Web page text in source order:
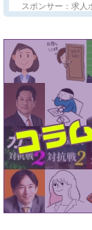
スポンサー：求人